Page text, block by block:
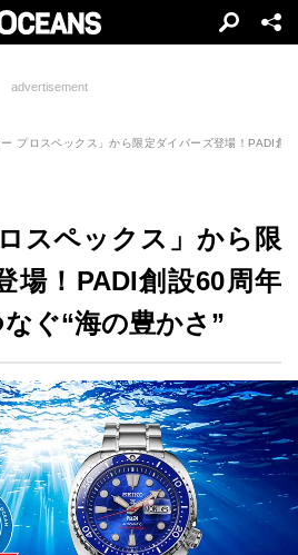
advertisement
ー プロスペックス」から限定ダイバーズ登場！PADI創
スペックス」から限
場！PADI創設60周年
ぐ“海の豊かさ”